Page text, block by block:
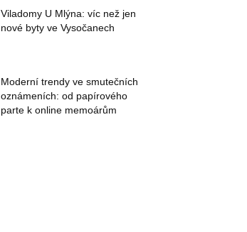
Viladomy U Mlýna: víc než jen
nové byty ve Vysočanech
Moderní trendy ve smutečních
oznámeních: od papírového
parte k online memoárům